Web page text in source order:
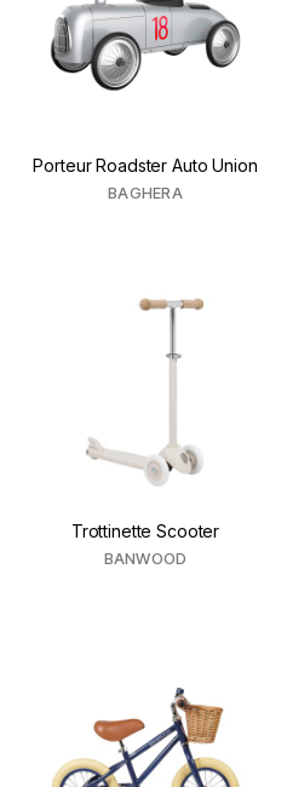
Porteur Roadster Auto Union
BAGHERA
Trottinette Scooter
BANWOOD